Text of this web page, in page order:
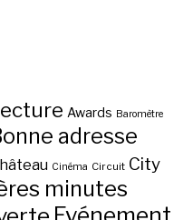
Awards Baromètre
adresse
Cinéma Circuit City
minutes